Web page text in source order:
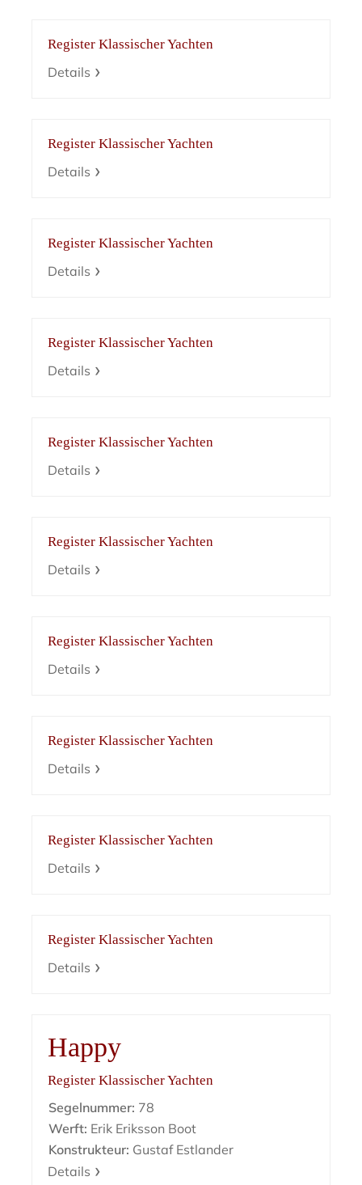
Register Klassischer Yachten
Details
Register Klassischer Yachten
Details
Register Klassischer Yachten
Details
Register Klassischer Yachten
Details
Register Klassischer Yachten
Details
Register Klassischer Yachten
Details
Register Klassischer Yachten
Details
Register Klassischer Yachten
Details
Register Klassischer Yachten
Details
Register Klassischer Yachten
Details
Happy
Register Klassischer Yachten
Segelnummer: 78
Werft: Erik Eriksson Boot
Konstrukteur: Gustaf Estlander
Details